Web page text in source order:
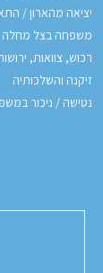
יציאה מהארון /
משפחה בצל מחלה
רכוש, צוואות,
זיקנה והשלכותיה
נטישה / ניכור